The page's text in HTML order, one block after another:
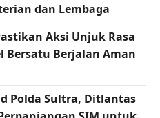
dan Lembaga
Aksi Unjuk Rasa
Bersatu Berjalan Aman
Polda Sultra, Ditlantas